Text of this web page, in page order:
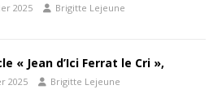
2025 Brigitte Lejeune
« Jean d’Ici Ferrat le Cri »,
2025 Brigitte Lejeune